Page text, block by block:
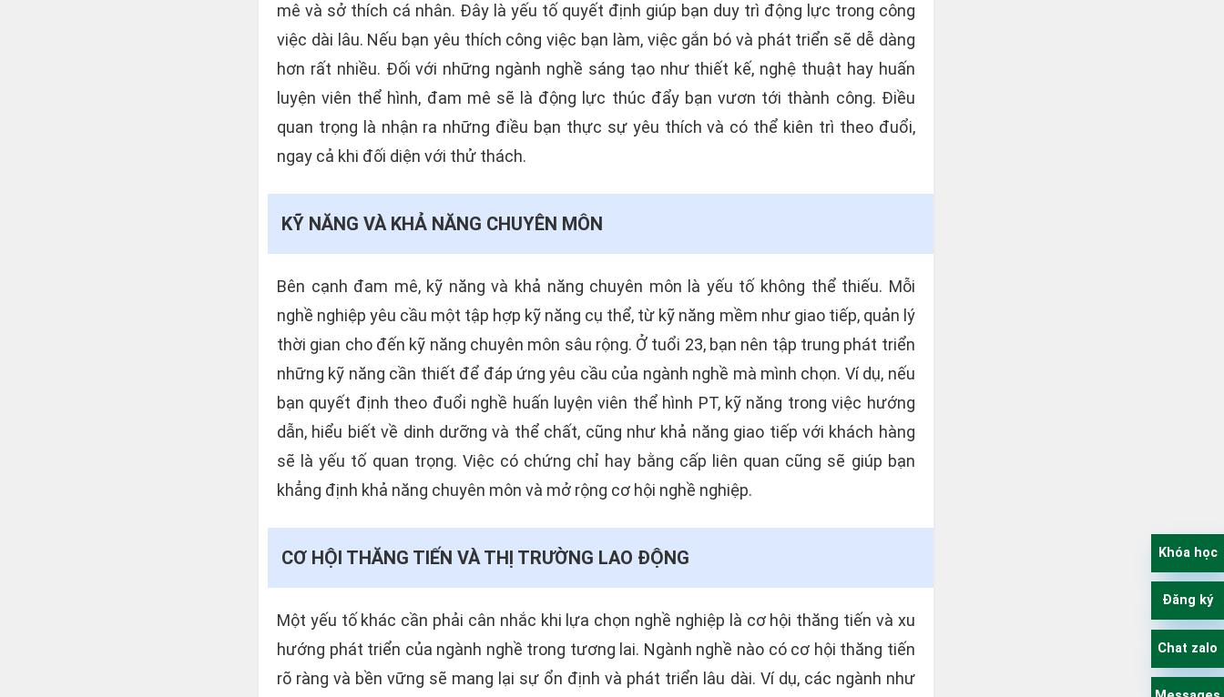
mê và sở thích cá nhân. Đây là yếu tố quyết định giúp bạn duy trì động lực trong công
việc dài lâu. Nếu bạn yêu thích công việc bạn làm, việc gắn bó và phát triển sẽ dễ dàng
hơn rất nhiều. Đối với những ngành nghề sáng tạo như thiết kế, nghệ thuật hay huấn
luyện viên thể hình, đam mê sẽ là động lực thúc đẩy bạn vươn tới thành công. Điều
quan trọng là nhận ra những điều bạn thực sự yêu thích và có thể kiên trì theo đuổi,
ngay cả khi đối diện với thử thách.
KỸ NĂNG VÀ KHẢ NĂNG CHUYÊN MÔN
Bên cạnh đam mê, kỹ năng và khả năng chuyên môn là yếu tố không thể thiếu. Mỗi
nghề nghiệp yêu cầu một tập hợp kỹ năng cụ thể, từ kỹ năng mềm như giao tiếp, quản lý
thời gian cho đến kỹ năng chuyên môn sâu rộng. Ở tuổi 23, bạn nên tập trung phát triển
những kỹ năng cần thiết để đáp ứng yêu cầu của ngành nghề mà mình chọn. Ví dụ, nếu
bạn quyết định theo đuổi nghề huấn luyện viên thể hình PT, kỹ năng trong việc hướng
dẫn, hiểu biết về dinh dưỡng và thể chất, cũng như khả năng giao tiếp với khách hàng
sẽ là yếu tố quan trọng. Việc có chứng chỉ hay bằng cấp liên quan cũng sẽ giúp bạn
khẳng định khả năng chuyên môn và mở rộng cơ hội nghề nghiệp.
CƠ HỘI THĂNG TIẾN VÀ THỊ TRƯỜNG LAO ĐỘNG
Một yếu tố khác cần phải cân nhắc khi lựa chọn nghề nghiệp là cơ hội thăng tiến và xu
hướng phát triển của ngành nghề trong tương lai. Ngành nghề nào có cơ hội thăng tiến
rõ ràng và bền vững sẽ mang lại sự ổn định và phát triển lâu dài. Ví dụ, các ngành như
Khóa học
Đăng ký
Chat zalo